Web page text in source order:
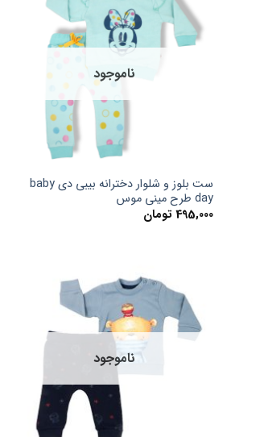
ناموجود
ست بلوز و شلوار دخترانه بیبی دی baby
day طرح مینی موس
495,000 تومان
ناموجود